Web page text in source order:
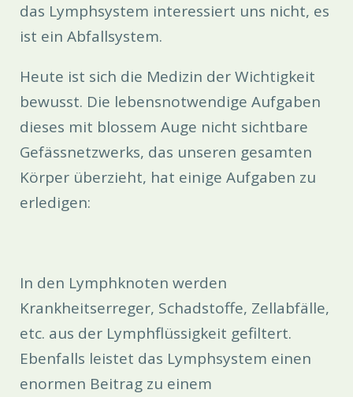
das Lymphsystem interessiert uns nicht, es
ist ein Abfallsystem.
Heute ist sich die Medizin der Wichtigkeit
bewusst. Die lebensnotwendige Aufgaben
dieses mit blossem Auge nicht sichtbare
Gefässnetzwerks, das unseren gesamten
Körper überzieht, hat einige Aufgaben zu
erledigen:
In den Lymphknoten werden
Krankheitserreger, Schadstoffe, Zellabfälle,
etc. aus der Lymphflüssigkeit gefiltert.
Ebenfalls leistet das Lymphsystem einen
enormen Beitrag zu einem